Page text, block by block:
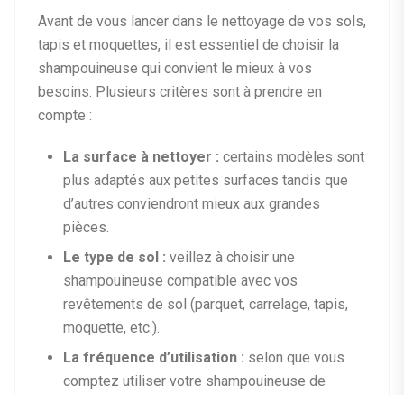
Avant de vous lancer dans le nettoyage de vos sols,
tapis et moquettes, il est essentiel de choisir la
shampouineuse qui convient le mieux à vos
besoins. Plusieurs critères sont à prendre en
compte :
La surface à nettoyer : certains modèles sont
plus adaptés aux petites surfaces tandis que
d’autres conviendront mieux aux grandes
pièces.
Le type de sol : veillez à choisir une
shampouineuse compatible avec vos
revêtements de sol (parquet, carrelage, tapis,
moquette, etc.).
La fréquence d’utilisation : selon que vous
comptez utiliser votre shampouineuse de